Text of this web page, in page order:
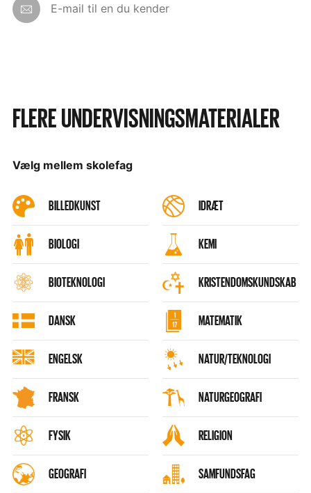
E-mail til en du kender
FLERE UNDERVISNINGSMATERIALER
Vælg mellem skolefag
BILLEDKUNST
BIOLOGI
BIOTEKNOLOGI
DANSK
ENGELSK
FRANSK
FYSIK
GEOGRAFI
IDRÆT
KEMI
KRISTENDOMSKUNDSKAB
MATEMATIK
NATUR/TEKNOLOGI
NATURGEOGRAFI
RELIGION
SAMFUNDSFAG